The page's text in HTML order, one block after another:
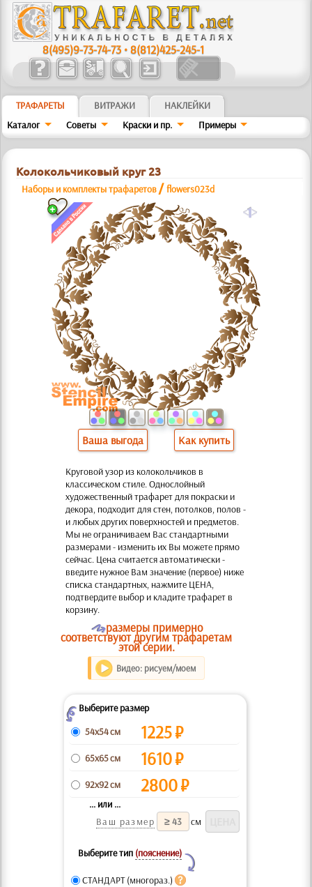
8(495)9-73-74-73 •8(812)425-245-1
ТРАФАРЕТЫ ВИТРАЖИ
НАКЛЕЙКИ
Каталог
Советы Краски и пр. Примеры
Колокольчиковый круг 23
Наборы и комплекты трафаретов /flowers023d
a
Ваша выгода Как купить
Круговой узор из колокольчиков в
классическом стиле. Однослойный
художественный трафарет для покраски и
декора, подходит для стен, потолков, полов -
и любых других поверхностей и предметов.
Мы не ограничиваем Вас стандартными
размерами - изменить их Вы можете прямо
сейчас. Цена считается автоматически -
введите нужное Вам значение (первое) ниже
списка стандартных, нажмите ЦЕНА,
подтвердите выбор и кладите трафарет в
корзину.
Oразмеры примерно
соответствуют другим трафаретам
этой серии.
Видео: рисуем/моем
ZВыберите размер
54x54 см
1225₽
65x65 см 1610₽
92x92 см 2800₽
... или ...
Ваш размер
см
Выберите тип (пояснение)
Y
СТАНДАРТ (многораз.)